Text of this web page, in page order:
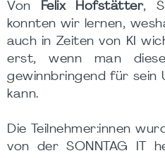
Von Felix Hofstätter,
konnten wir lernen,
auch in Zeiten von KI
erst, wenn man
gewinnbringend für sein
kann.
Die Teilnehmer:innen
von der SONNTAG IT